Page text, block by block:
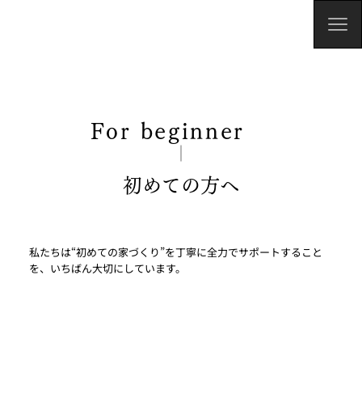
For beginner
初めての方へ
私たちは“初めての家づくり”を丁寧に全力でサポートすること
を、いちばん大切にしています。